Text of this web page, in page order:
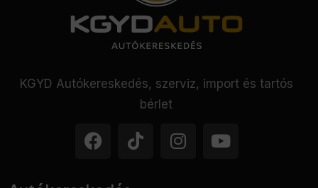
KGYD Autókereskedés, szerviz, import és tartós
bérlet